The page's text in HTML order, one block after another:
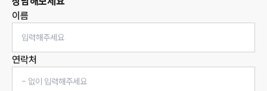
이름
연락처